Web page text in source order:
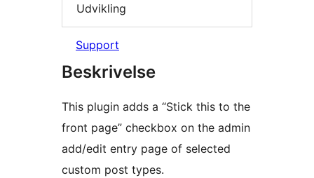
Udvikling
Support
Beskrivelse
This plugin adds a “Stick this to the
front page” checkbox on the admin
add/edit entry page of selected
custom post types.